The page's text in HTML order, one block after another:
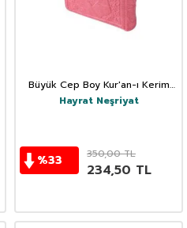
Büyük Cep Boy Kur'an-ı Kerim
(Pembe Renk, Kılıflı, Mühürlü)
Hayrat Neşriyat
%33 350,00TL
234,50 TL